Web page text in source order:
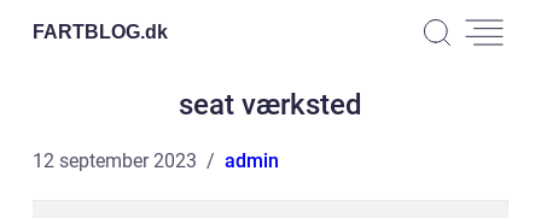
FARTBLOG.dk
seat værksted
12 september 2023 admin